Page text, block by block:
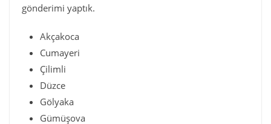
gönderimi yaptık.
Akçakoca
Cumayeri
Çilimli
Düzce
Gölyaka
Gümüşova